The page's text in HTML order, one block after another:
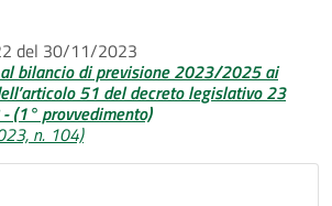
del 30/11/2023
bilancio di previsione 2023/2025 ai
51 del decreto legislativo 23
(1° provvedimento)
n. 104)